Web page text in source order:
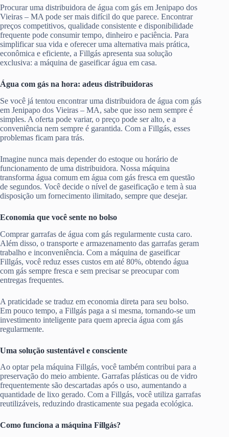
Procurar uma distribuidora de água com gás em Jenipapo dos
Vieiras – MA pode ser mais difícil do que parece. Encontrar
preços competitivos, qualidade consistente e disponibilidade
frequente pode consumir tempo, dinheiro e paciência. Para
simplificar sua vida e oferecer uma alternativa mais prática,
econômica e eficiente, a Fillgás apresenta sua solução
exclusiva: a máquina de gaseificar água em casa.
Água com gás na hora: adeus distribuidoras
Se você já tentou encontrar uma distribuidora de água com gás
em Jenipapo dos Vieiras – MA, sabe que isso nem sempre é
simples. A oferta pode variar, o preço pode ser alto, e a
conveniência nem sempre é garantida. Com a Fillgás, esses
problemas ficam para trás.
Imagine nunca mais depender do estoque ou horário de
funcionamento de uma distribuidora. Nossa máquina
transforma água comum em água com gás fresca em questão
de segundos. Você decide o nível de gaseificação e tem à sua
disposição um fornecimento ilimitado, sempre que desejar.
Economia que você sente no bolso
Comprar garrafas de água com gás regularmente custa caro.
Além disso, o transporte e armazenamento das garrafas geram
trabalho e inconveniência. Com a máquina de gaseificar
Fillgás, você reduz esses custos em até 80%, obtendo água
com gás sempre fresca e sem precisar se preocupar com
entregas frequentes.
A praticidade se traduz em economia direta para seu bolso.
Em pouco tempo, a Fillgás paga a si mesma, tornando-se um
investimento inteligente para quem aprecia água com gás
regularmente.
Uma solução sustentável e consciente
Ao optar pela máquina Fillgás, você também contribui para a
preservação do meio ambiente. Garrafas plásticas ou de vidro
frequentemente são descartadas após o uso, aumentando a
quantidade de lixo gerado. Com a Fillgás, você utiliza garrafas
reutilizáveis, reduzindo drasticamente sua pegada ecológica.
Como funciona a máquina Fillgás?